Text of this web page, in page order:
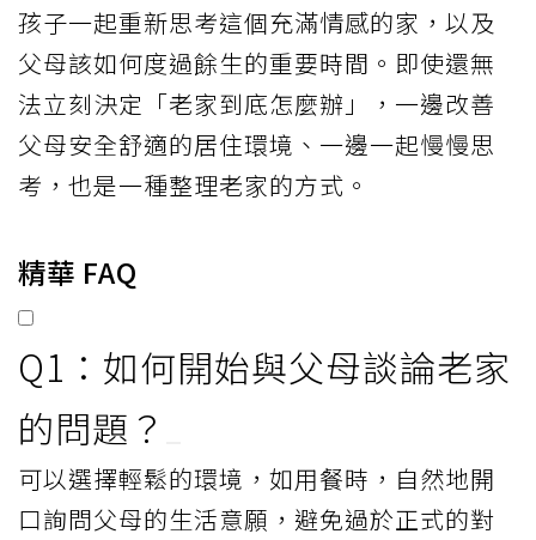
孩子一起重新思考這個充滿情感的家，以及
父母該如何度過餘生的重要時間。即使還無
法立刻決定「老家到底怎麼辦」，一邊改善
父母安全舒適的居住環境、一邊一起慢慢思
考，也是一種整理老家的方式。
精華 FAQ
Q1：如何開始與父母談論老家
的問題？
可以選擇輕鬆的環境，如用餐時，自然地開
口詢問父母的生活意願，避免過於正式的對